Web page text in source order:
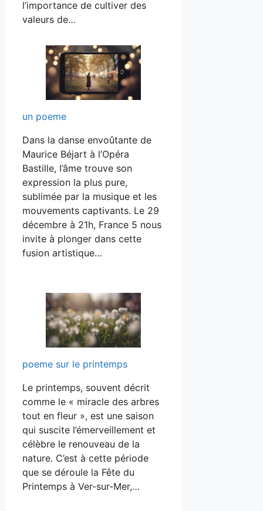
l’importance de cultiver des
valeurs de…
un poeme
Dans la danse envoûtante de
Maurice Béjart à l’Opéra
Bastille, l’âme trouve son
expression la plus pure,
sublimée par la musique et les
mouvements captivants. Le 29
décembre à 21h, France 5 nous
invite à plonger dans cette
fusion artistique…
poeme sur le printemps
Le printemps, souvent décrit
comme le « miracle des arbres
tout en fleur », est une saison
qui suscite l’émerveillement et
célèbre le renouveau de la
nature. C’est à cette période
que se déroule la Fête du
Printemps à Ver-sur-Mer,…